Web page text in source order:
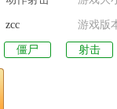
zcc 游戏版
僵尸 射击